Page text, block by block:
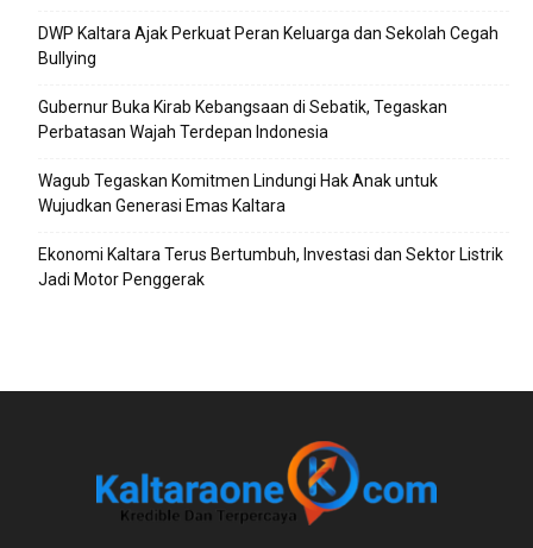
DWP Kaltara Ajak Perkuat Peran Keluarga dan Sekolah Cegah
Bullying
Gubernur Buka Kirab Kebangsaan di Sebatik, Tegaskan
Perbatasan Wajah Terdepan Indonesia
Wagub Tegaskan Komitmen Lindungi Hak Anak untuk
Wujudkan Generasi Emas Kaltara
Ekonomi Kaltara Terus Bertumbuh, Investasi dan Sektor Listrik
Jadi Motor Penggerak